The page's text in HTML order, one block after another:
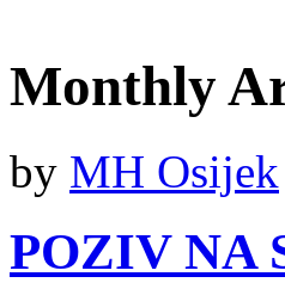
Monthly
by MH Osijek
POZIV NA